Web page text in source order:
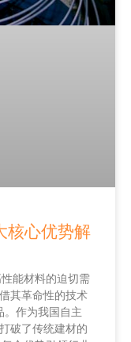
核心优势解
能材料的迫切需
其革命性的技术
。作为我国自主
破了传统建材的